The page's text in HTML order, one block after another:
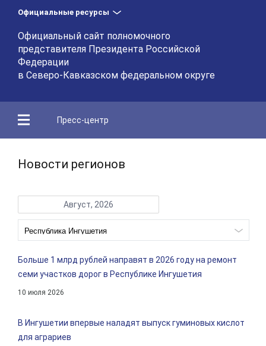
Официальные ресурсы
Официальный сайт полномочного
представителя Президента Российской
Федерации
в Северо-Кавказском федеральном округе
Пресс-центр
Новости регионов
Август, 2026
Больше 1 млрд рублей направят в 2026 году на ремонт
семи участков дорог в Республике Ингушетия
10 июля 2026
В Ингушетии впервые наладят выпуск гуминовых кислот
для аграриев